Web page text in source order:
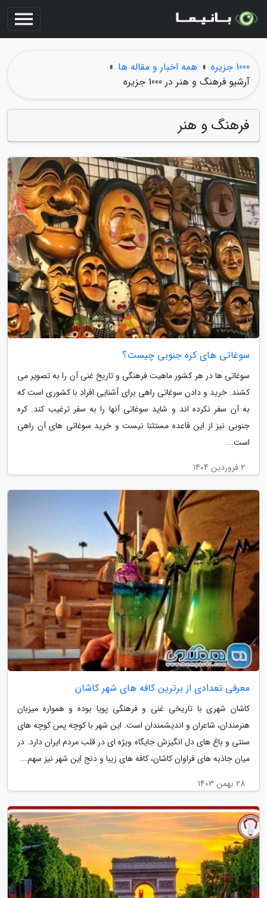
1000 جزیره » همه اخبار و مقاله ها »
آرشیو فرهنگ و هنر در 1000 جزیره
فرهنگ و هنر
سوغاتی های کره جنوبی چیست؟
سوغاتی ها در هر کشور ماهیت فرهنگی و تاریخ غنی آن را به تصویر می
کشند. خرید و دادن سوغاتی راهی برای آَشنایی افراد با کشوری است که
به آن سفر نکرده اند و شاید سوغاتی آنها را به سفر ترغیب کند. کره
جنوبی نیز از این قاعده مستثنا نیست و خرید سوغاتی های آن راهی
است...
2 فروردین 1404
معرفی تعدادی از برترین کافه های شهر کاشان
کاشان شهری با تاریخی غنی و فرهنگی پویا بوده و همواره میزبان
هنرمندان، شاعران و اندیشمندان است. این شهر با کوچه پس کوچه های
سنتی و باغ های دل انگیزش جایگاه ویژه ای در قلب مردم ایران دارد. در
میان جاذبه های فراوان کاشان، کافه های زیبا و دنج این شهر نیز سهم...
28 بهمن 1403